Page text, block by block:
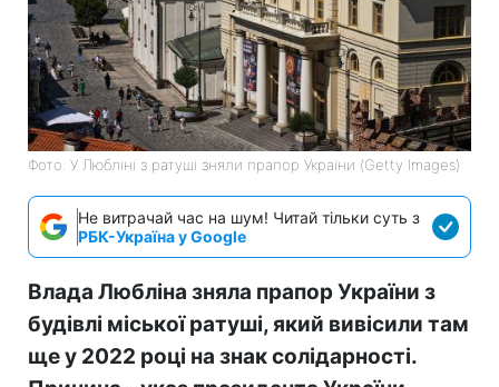
Фото: У Любліні з ратуші зняли прапор України (Getty Images)
Не витрачай час на шум! Читай тільки суть з
РБК-Україна у Google
Влада Любліна зняла прапор України з
будівлі міської ратуші, який вивісили там
ще у 2022 році на знак солідарності.